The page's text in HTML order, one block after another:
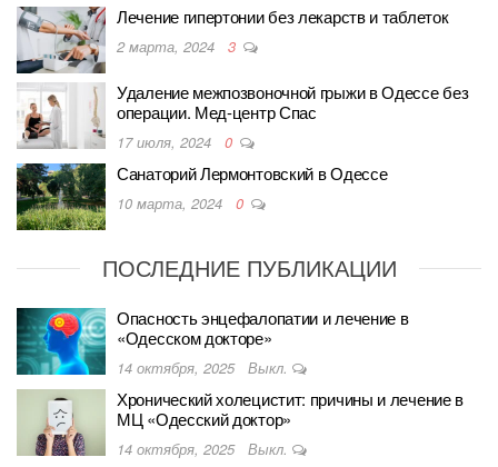
Лечение гипертонии без лекарств и таблеток
2 марта, 2024 3
Удаление межпозвоночной грыжи в Одессе без
операции. Мед-центр Спас
17 июля, 2024 0
Санаторий Лермонтовский в Одессе
10 марта, 2024 0
ПОСЛЕДНИЕ ПУБЛИКАЦИИ
Опасность энцефалопатии и лечение в
«Одесском докторе»
14 октября, 2025 Выкл.
Хронический холецистит: причины и лечение в
МЦ «Одесский доктор»
14 октября, 2025 Выкл.